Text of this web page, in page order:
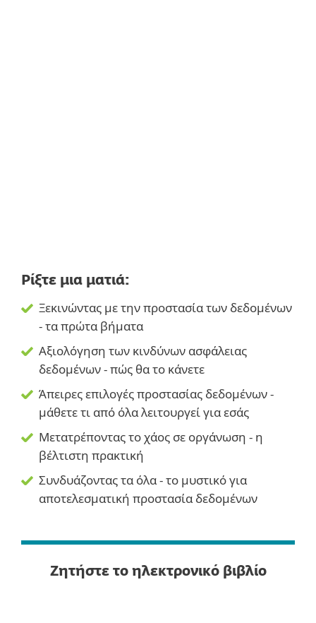
Ρίξτε μια ματιά:
Ξεκινώντας με την προστασία των δεδομένων
- τα πρώτα βήματα
Αξιολόγηση των κινδύνων ασφάλειας
δεδομένων - πώς θα το κάνετε
Άπειρες επιλογές προστασίας δεδομένων -
μάθετε τι από όλα λειτουργεί για εσάς
Μετατρέποντας το χάος σε οργάνωση - η
βέλτιστη πρακτική
Συνδυάζοντας τα όλα - το μυστικό για
αποτελεσματική προστασία δεδομένων
Ζητήστε το ηλεκτρονικό βιβλίο